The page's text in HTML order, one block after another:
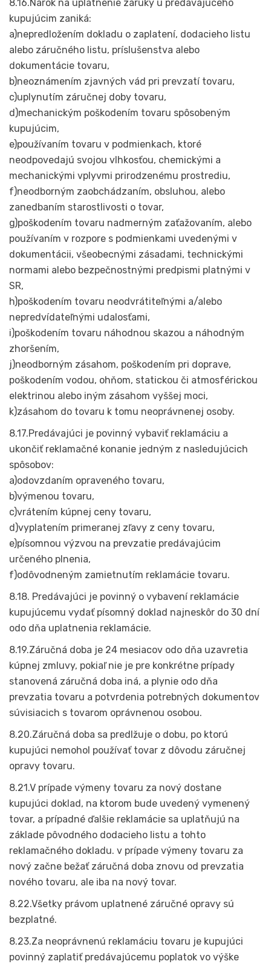
8.16.Nárok na uplatnenie záruky u predávajúceho
kupujúcim zaniká:
a)nepredložením dokladu o zaplatení, dodacieho listu
alebo záručného listu, príslušenstva alebo
dokumentácie tovaru,
b)neoznámením zjavných vád pri prevzatí tovaru,
c)uplynutím záručnej doby tovaru,
d)mechanickým poškodením tovaru spôsobeným
kupujúcim,
e)používaním tovaru v podmienkach, ktoré
neodpovedajú svojou vlhkosťou, chemickými a
mechanickými vplyvmi prirodzenému prostrediu,
f)neodborným zaobchádzaním, obsluhou, alebo
zanedbaním starostlivosti o tovar,
g)poškodením tovaru nadmerným zaťažovaním, alebo
používaním v rozpore s podmienkami uvedenými v
dokumentácii, všeobecnými zásadami, technickými
normami alebo bezpečnostnými predpismi platnými v
SR,
h)poškodením tovaru neodvrátiteľnými a/alebo
nepredvídateľnými udalosťami,
i)poškodením tovaru náhodnou skazou a náhodným
zhoršením,
j)neodborným zásahom, poškodením pri doprave,
poškodením vodou, ohňom, statickou či atmosférickou
elektrinou alebo iným zásahom vyššej moci,
k)zásahom do tovaru k tomu neoprávnenej osoby.
8.17.Predávajúci je povinný vybaviť reklamáciu a
ukončiť reklamačné konanie jedným z nasledujúcich
spôsobov:
a)odovzdaním opraveného tovaru,
b)výmenou tovaru,
c)vrátením kúpnej ceny tovaru,
d)vyplatením primeranej zľavy z ceny tovaru,
e)písomnou výzvou na prevzatie predávajúcim
určeného plnenia,
f)odôvodneným zamietnutím reklamácie tovaru.
8.18. Predávajúci je povinný o vybavení reklamácie
kupujúcemu vydať písomný doklad najneskôr do 30 dní
odo dňa uplatnenia reklamácie.
8.19.Záručná doba je 24 mesiacov odo dňa uzavretia
kúpnej zmluvy, pokiaľ nie je pre konkrétne prípady
stanovená záručná doba iná, a plynie odo dňa
prevzatia tovaru a potvrdenia potrebných dokumentov
súvisiacich s tovarom oprávnenou osobou.
8.20.Záručná doba sa predlžuje o dobu, po ktorú
kupujúci nemohol používať tovar z dôvodu záručnej
opravy tovaru.
8.21.V prípade výmeny tovaru za nový dostane
kupujúci doklad, na ktorom bude uvedený vymenený
tovar, a prípadné ďalšie reklamácie sa uplatňujú na
základe pôvodného dodacieho listu a tohto
reklamačného dokladu. v prípade výmeny tovaru za
nový začne bežať záručná doba znovu od prevzatia
nového tovaru, ale iba na nový tovar.
8.22.Všetky právom uplatnené záručné opravy sú
bezplatné.
8.23.Za neoprávnenú reklamáciu tovaru je kupujúci
povinný zaplatiť predávajúcemu poplatok vo výške